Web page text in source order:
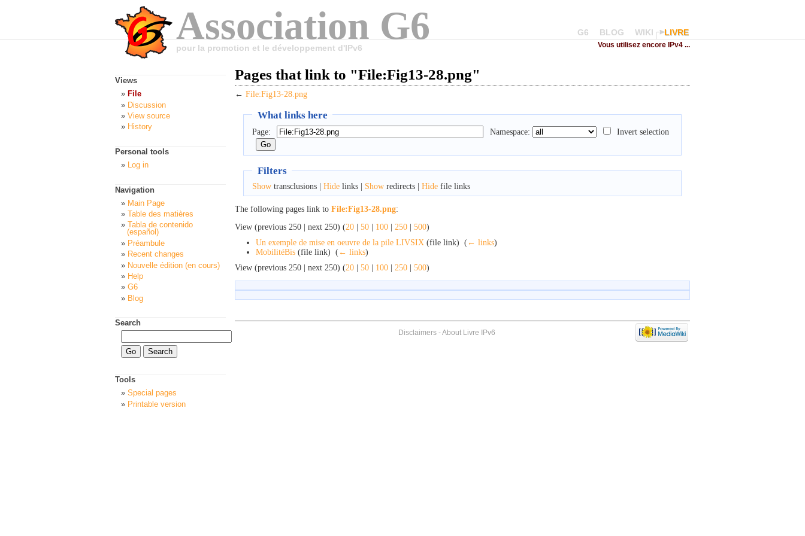
Association G6
pour la promotion et le développement d'IPv6
G6 BLOG WIKI LIVRE
Vous utilisez encore IPv4 ...
Pages that link to "File:Fig13-28.png"
← File:Fig13-28.png
What links here
Page: Namespace: Invert selection
Filters
Showtransclusions | Hidelinks | Showredirects | Hidefile links
The following pages link to File:Fig13-28.png:
View (previous 250 | next 250) (20 | 50 | 100 | 250 | 500)
Un exemple de mise en oeuvre de la pile LIVSIX (file link) ‎ ( ← links)
MobilitéBis (file link) ‎ ( ← links)
View (previous 250 | next 250) (20 | 50 | 100 | 250 | 500)
Views
File
Discussion
View source
History
Personal tools
Log in
Navigation
Main Page
Table des matières
Tabla de contenido
(español)
Préambule
Recent changes
Nouvelle édition (en cours)
Help
G6
Blog
Search
Tools
Special pages
Printable version
Disclaimers-About Livre IPv6